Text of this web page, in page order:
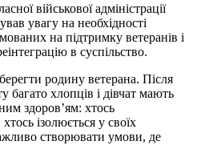
військової адміністрації
увагу на необхідності
на підтримку ветеранів і
в суспільство.
родину ветерана. Після
багато хлопців і дівчат мають
здоров’ям: хтось
ізолюється у своїх
створювати умови, де